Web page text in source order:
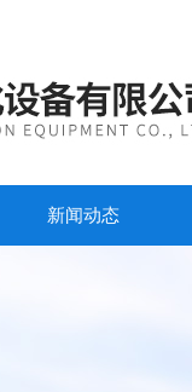
新闻动态